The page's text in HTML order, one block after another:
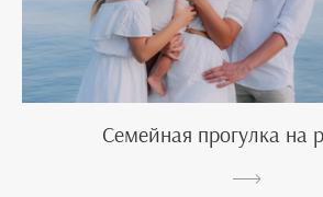
Семейная прогулка на